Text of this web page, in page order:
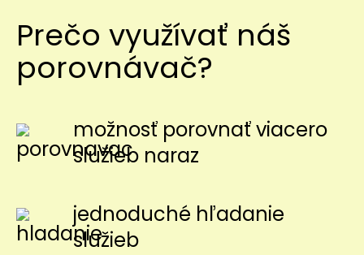
Prečo využívať náš
porovnávač?
možnosť porovnať viacero
služieb naraz
jednoduché hľadanie
služieb